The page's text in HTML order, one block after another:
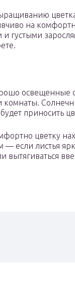
на
и густыми
приносить
цветку
— если листья
вытягиваться